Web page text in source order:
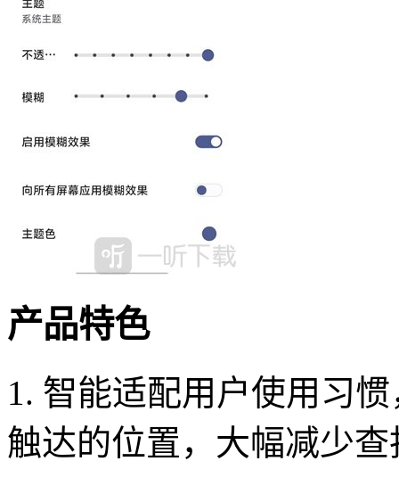
产品特色
1. 智能适配用户使用习
触达的位置，大幅减少